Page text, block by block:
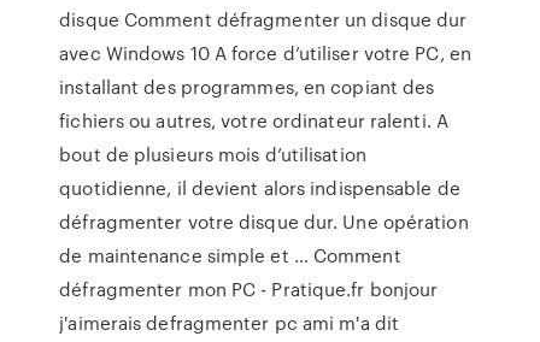
disque Comment défragmenter un disque dur
avec Windows 10 A force d’utiliser votre PC, en
installant des programmes, en copiant des
fichiers ou autres, votre ordinateur ralenti. A
bout de plusieurs mois d’utilisation
quotidienne, il devient alors indispensable de
défragmenter votre disque dur. Une opération
de maintenance simple et … Comment
défragmenter mon PC - Pratique.fr bonjour
j'aimerais defragmenter pc ami m'a dit